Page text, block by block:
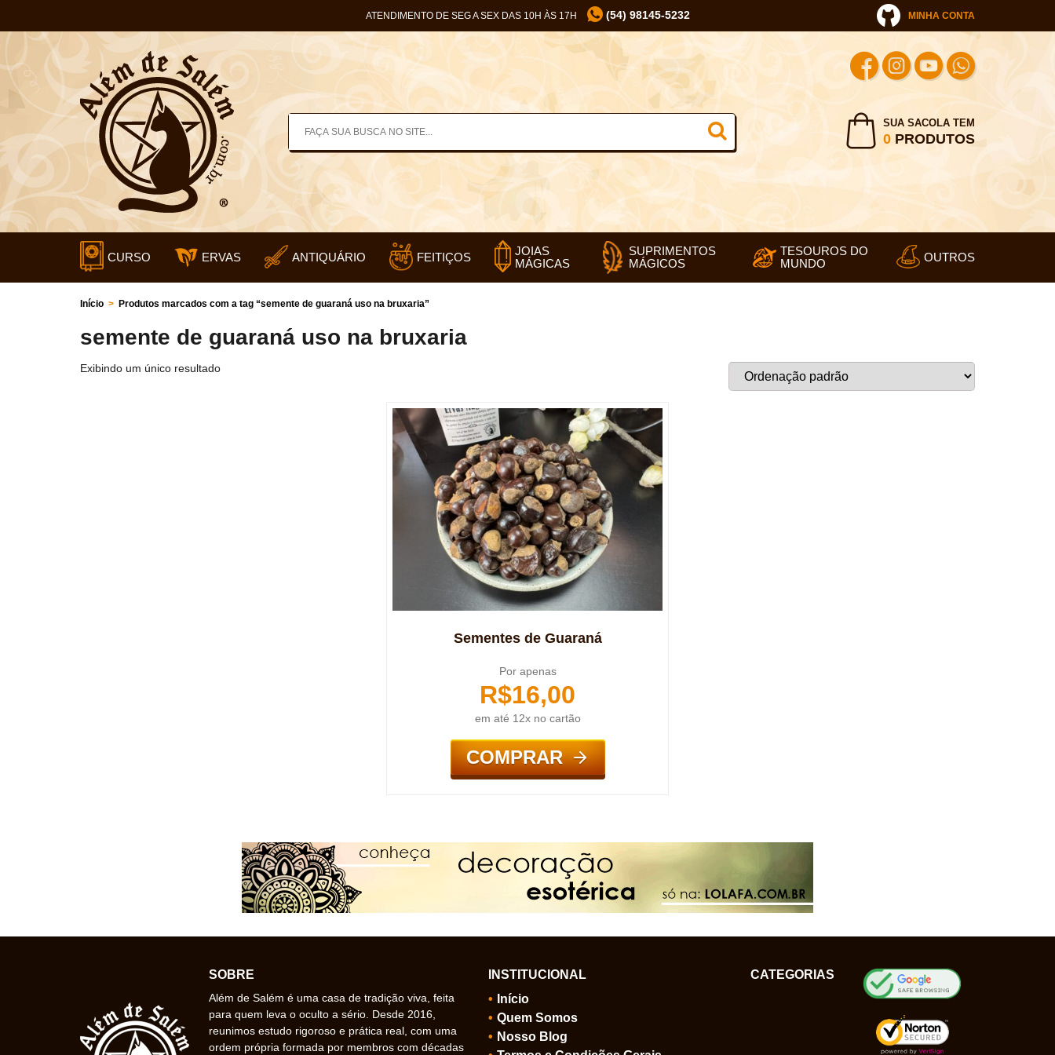
ATENDIMENTO DE SEG A SEX DAS 10H ÀS 17H (54) 98145-5232 MINHA CONTA
SUA SACOLA TEM
0PRODUTOS
CURSO ERVAS ANTIQUÁRIO FEITIÇOS
JOIAS
MÁGICAS
SUPRIMENTOS
MÁGICOS
TESOUROS DO
MUNDO
OUTROS
Início > Produtos marcados com a tag “semente de guaraná uso na bruxaria”
semente de guaraná uso na bruxaria
Exibindo um único resultado
Sementes de Guaraná
Por apenas
R$16,00
em até 12x no cartão
COMPRAR
SOBRE
Além de Salém é uma casa de tradição viva, feita
para quem leva o oculto a sério. Desde 2016,
reunimos estudo rigoroso e prática real, com uma
ordem própria formada por membros com décadas
INSTITUCIONAL
Início
Quem Somos
Nosso Blog
CATEGORIAS